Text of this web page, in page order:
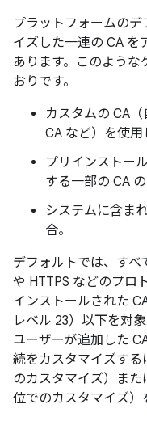
プラットフォームの
イズした一連の CA を
あります。このような
おりです。
カスタムの CA
CA など）を使用
プリインストー
する一部の CA
システムに含ま
合。
デフォルトでは、すべ
や HTTPS などのプロ
インストールされた
レベル 23）以下を対
ユーザーが追加した
続をカスタマイズする
のカスタマイズ）また
位でのカスタマイズ）